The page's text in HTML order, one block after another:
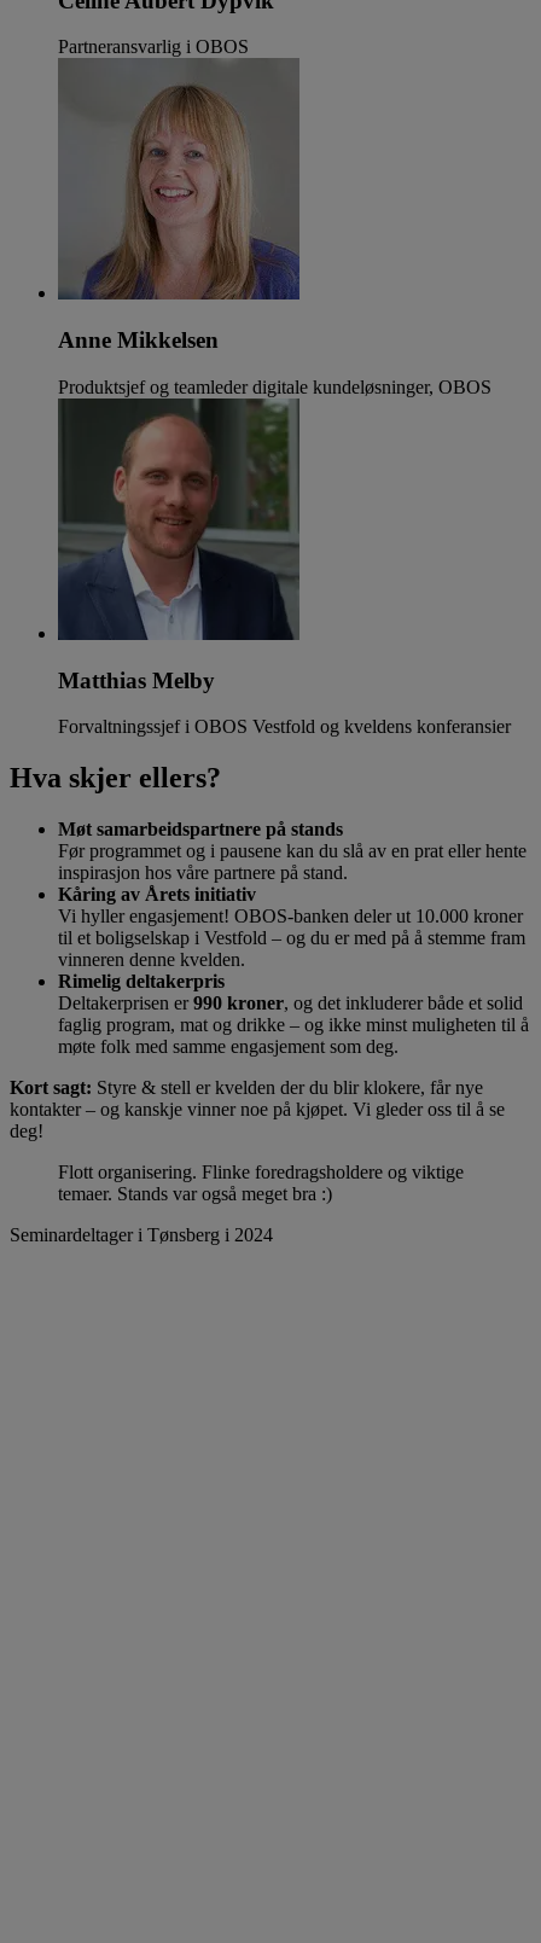
Partneransvarlig i OBOS
Anne Mikkelsen
Produktsjef og teamleder digitale kundeløsninger, OBOS
Matthias Melby
Forvaltningssjef i OBOS Vestfold og kveldens konferansier
Hva skjer ellers?
Møt samarbeidspartnere på stands
Før programmet og i pausene kan du slå av en prat eller hente
inspirasjon hos våre partnere på stand.
Kåring av Årets initiativ
Vi hyller engasjement! OBOS-banken deler ut 10.000 kroner
til et boligselskap i Vestfold – og du er med på å stemme fram
vinneren denne kvelden.
Rimelig deltakerpris
Deltakerprisen er990 kroner, og det inkluderer både et solid
faglig program, mat og drikke – og ikke minst muligheten til å
møte folk med samme engasjement som deg.
Kort sagt: Styre & stell er kvelden der du blir klokere, får nye
kontakter – og kanskje vinner noe på kjøpet. Vi gleder oss til å se
deg!
Flott organisering. Flinke foredragsholdere og viktige
temaer. Stands var også meget bra :)
Seminardeltager i Tønsberg i 2024